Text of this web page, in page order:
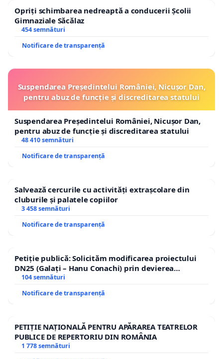
Opriți schimbarea nedreaptă a conducerii Școlii
Gimnaziale Săcălaz
454 semnături
Notificare de transparență
Suspendarea Președintelui României, Nicușor Dan,
pentru abuz de funcție și discreditarea statului
Suspendarea Președintelui României, Nicușor Dan,
pentru abuz de funcție și discreditarea statului
48 410 semnături
Notificare de transparență
Salvează cercurile cu activități extrașcolare din
cluburile și palatele copiilor
3 458 semnături
Notificare de transparență
Petiție publică: Solicităm modificarea proiectului
DN25 (Galați – Hanu Conachi) prin devierea
traseului în afara localităților!
104 semnături
Notificare de transparență
PETIȚIE NAȚIONALĂ PENTRU APĂRAREA TEATRELOR
PUBLICE DE REPERTORIU DIN ROMÂNIA
1 778 semnături